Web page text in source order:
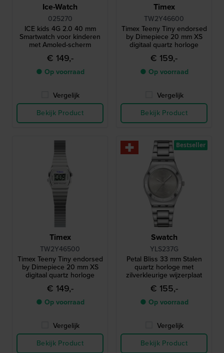
Ice-Watch
025270
ICE kids 4G 2.0 40 mm
Smartwatch voor kinderen
met Amoled-scherm
€ 149,-
● Op voorraad
Vergelijk
Bekijk Product
Timex
TW2Y46600
Timex Teeny Tiny endorsed
by Dimepiece 20 mm XS
digitaal quartz horloge
€ 159,-
● Op voorraad
Vergelijk
Bekijk Product
Timex
TW2Y46500
Timex Teeny Tiny endorsed
by Dimepiece 20 mm XS
digitaal quartz horloge
€ 149,-
● Op voorraad
Vergelijk
Bekijk Product
Swatch
YLS237G
Petal Bliss 33 mm Stalen
quartz horloge met
zilverkleurige wijzerplaat
€ 155,-
● Op voorraad
Vergelijk
Bekijk Product
Bestseller